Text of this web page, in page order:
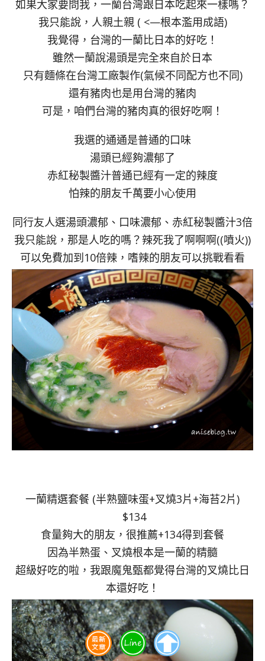
如果大家要問我，一蘭台灣跟日本吃起來一樣嗎？
我只能說，人親土親 ( <—根本濫用成語)
我覺得，台灣的一蘭比日本的好吃！
雖然一蘭說湯頭是完全來自於日本
只有麵條在台灣工廠製作(氣候不同配方也不同)
還有豬肉也是用台灣的豬肉
可是，咱們台灣的豬肉真的很好吃啊！
我選的通通是普通的口味
湯頭已經夠濃郁了
赤紅秘製醬汁普通已經有一定的辣度
怕辣的朋友千萬要小心使用
同行友人選湯頭濃郁、口味濃郁、赤紅秘製醬汁3倍
我只能說，那是人吃的嗎？辣死我了啊啊啊((噴火))
可以免費加到10倍辣，嗜辣的朋友可以挑戰看看
一蘭精選套餐 (半熟鹽味蛋+叉燒3片+海苔2片)
$134
食量夠大的朋友，很推薦+134得到套餐
因為半熟蛋、叉燒根本是一蘭的精髓
超級好吃的啦，我跟魔鬼甄都覺得台灣的叉燒比日
本還好吃！